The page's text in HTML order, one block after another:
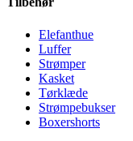
Elefanthue
Luffer
Strømper
Kasket
Tørklæde
Strømpebukser
Boxershorts